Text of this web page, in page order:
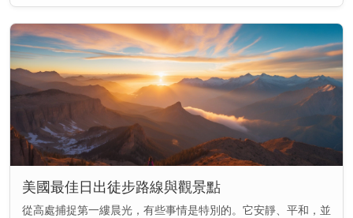
美國最佳日出徒步路線與觀景點
從高處捕捉第一縷晨光，有些事情是特別的。它安靜、平和，並